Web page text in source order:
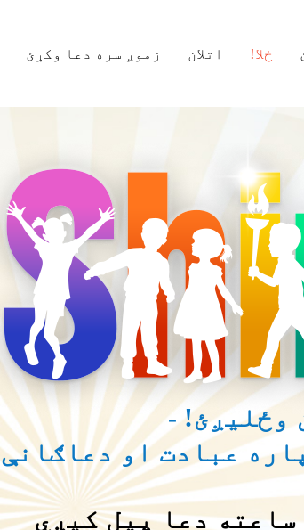
ځلا! اتلان زموږ سره دعا وکړئ
وځلیږئ! -
عبادت او دعاګانې